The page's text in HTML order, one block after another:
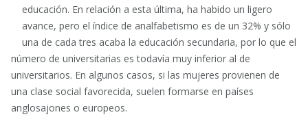
educación. En relación a esta última, ha habido un ligero
avance, pero el índice de analfabetismo es de un 32% y sólo
una de cada tres acaba la educación secundaria, por lo que el
número de universitarias es todavía muy inferior al de
universitarios. En algunos casos, si las mujeres provienen de
una clase social favorecida, suelen formarse en países
anglosajones o europeos.